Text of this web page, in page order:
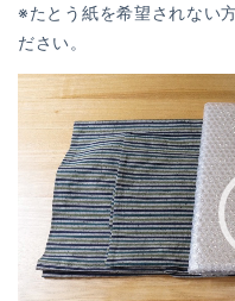
※たとう紙を希望されない
ださい。
動
プ